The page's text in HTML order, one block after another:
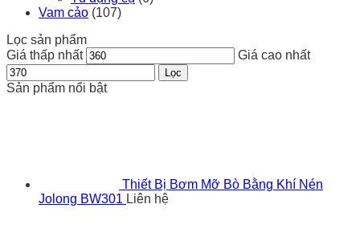
Vam cảo (107)
Lọc sản phẩm
Giá thấp nhất
Giá cao nhất
Lọc
Sản phẩm nổi bật
Thiết Bị Bơm Mỡ Bò Bằng Khí Nén
Jolong BW301 Liên hệ